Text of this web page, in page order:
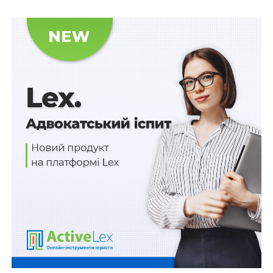
вирішальне значення для справедливості у системі
кримінального судочинства (рішення у справах
«Камасинський проти Австрії» від 23 листопада 1989
р., «Артіко проти Італії» від 13 травня 1980 р.).
Підозрюваний, обвинувачений має право, в тому
числі на відмову від захисника в будь-який момент
кримінального провадження, а також на отримання
правової допомоги захисника за рахунок держави у
випадках, передбачених цим Кодексом та/або
законом, що регулює надання безоплатної правової
допомоги, в тому числі у зв’язку з відсутністю коштів
КПК України).
Реалізація права на відмову від захисника та
відповідна належна правова процедура визначена
ст.
54КПК України.